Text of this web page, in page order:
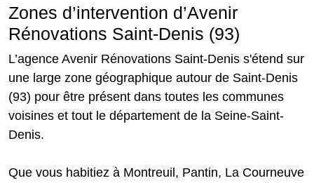
Zones d’intervention d’Avenir
Rénovations Saint-Denis (93)
L’agence Avenir Rénovations Saint-Denis s'étend sur
une large zone géographique autour de Saint-Denis
(93) pour être présent dans toutes les communes
voisines et tout le département de la Seine-Saint-
Denis.
Que vous habitiez à Montreuil, Pantin, La Courneuve